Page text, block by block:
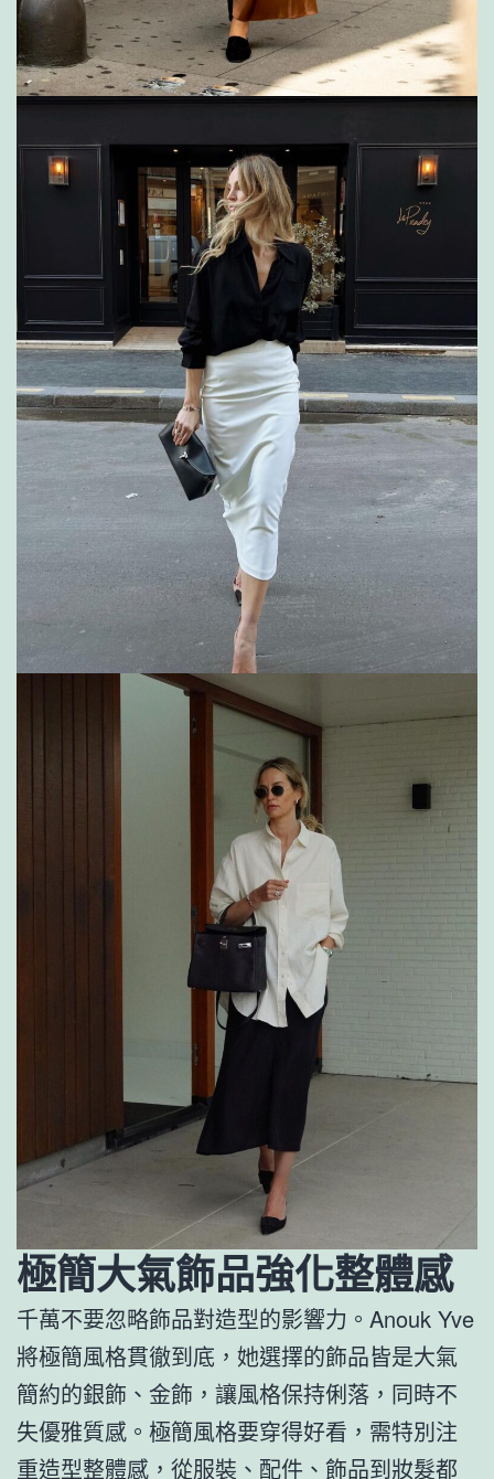
極簡大氣飾品強化整體感
千萬不要忽略飾品對造型的影響力。Anouk Yve
將極簡風格貫徹到底，她選擇的飾品皆是大氣
簡約的銀飾、金飾，讓風格保持俐落，同時不
失優雅質感。極簡風格要穿得好看，需特別注
重造型整體感，從服裝、配件、飾品到妝髮都